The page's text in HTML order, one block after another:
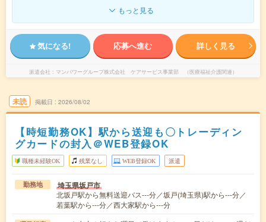
もっと見る
気になる! 応募へ進む 詳しく見る
派遣会社 マンパワーグループ株式会社 ケアサービス事業部 （医療福祉介護関連）
未読 掲載日 2026/08/02
【時短勤務OK】駅から送迎も〇トレーディン
グカードの封入＠WEB登録OK
職種未経験OK 残業なし WEB登録OK 派遣
勤務地 埼玉県坂戸市
北坂戸駅から無料送迎バス---分／坂戸(埼玉県)駅から---分／
若葉駅から---分／西大家駅から---分